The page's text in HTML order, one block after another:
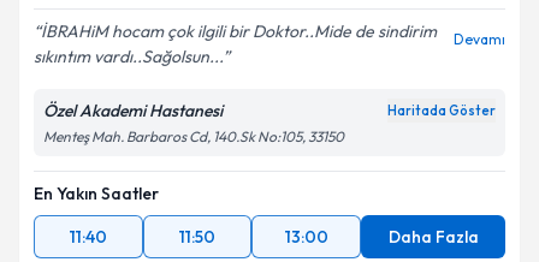
İBRAHiM hocam çok ilgili bir Doktor..Mide de sindirim
sıkıntım vardı..Sağolsun...
Devamı
Özel Akademi Hastanesi Haritada Göster
Menteş Mah. Barbaros Cd, 140.Sk No:105, 33150
En Yakın Saatler
11:40
11:50 13:00 Daha Fazla